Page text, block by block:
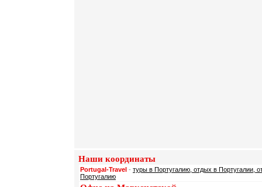
Наши координаты
Portugal-Travel - туры в Португалию, отдых в Португалии,
Португалию